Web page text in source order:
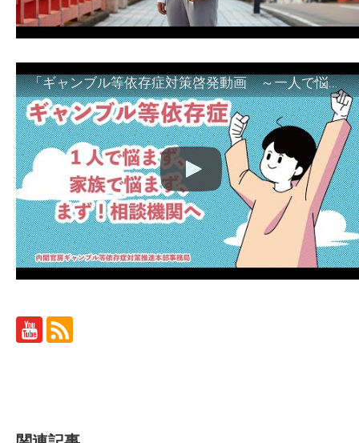
「ギャンブル等依存症対策啓発動画 ～一人で悩まず、家族で悩まず、まず！相談機関へ～」